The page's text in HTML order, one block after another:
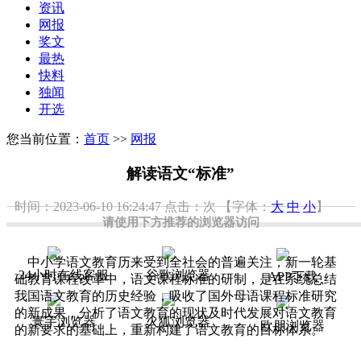
请使用下方推荐的浏览器访问
24小时在线客服 谷歌浏览器 APP下载
寰宇浏览器 火狐浏览器 欧朋浏览器
资讯
网报
奖文
最热
快料
独闻
开选
您当前位置： 首页 >> 网报
解读语文“标准”
时间：2023-06-10 16:24:47点击：次 【字体：大 中 小】
中小学语文教育历来受到全社会的普遍关注，新一轮基
础教育课程改革中，语文课程标准的研制，是在系统总结
我国语文教育的历史经验，吸收了国外母语课程标准研究
的新成果，分析了语文教育的现状及时代发展对语文教育
的新要求的基础上，重新构建了语文教育的目标体系。